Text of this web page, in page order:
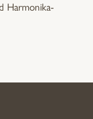
Harmonika-